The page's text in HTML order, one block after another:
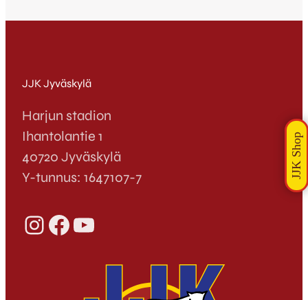
JJK Jyväskylä
Harjun stadion
Ihantolantie 1
40720 Jyväskylä
Y-tunnus: 1647107-7
InstagramFacebook YouTube